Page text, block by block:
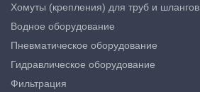
Хомуты (крепления) для труб и шлангов
Водное оборудование
Пневматическое оборудование
Гидравлическое оборудование
Фильтрация